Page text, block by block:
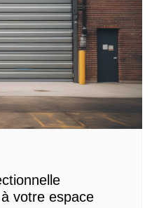
votre espace